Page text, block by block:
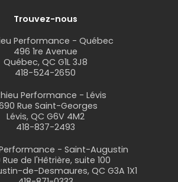
Trouvez-nous
Performance - Québec
496 1re Avenue
Québec, QC G1L 3J8
418-524-2650
Performance - Lévis
Rue Saint-Georges
Lévis, QC G6V 4M2
418-837-2493
- Saint-Augustin
Rue de l'Hêtrière, suite 100
de-Desmaures, QC G3A 1X1